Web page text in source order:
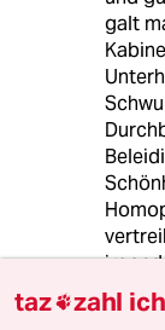
galt
und
dann
taz zahl ich